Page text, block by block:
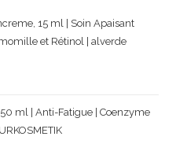
15 ml | Soin Apaisant
et Rétinol | alverde
ml | Anti-Fatigue | Coenzyme